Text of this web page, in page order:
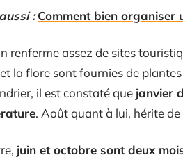
: Comment bien organiser
renferme assez de sites
la flore sont fournies de
il est constaté que janvier
. Août quant à lui, hérite
juin et octobre sont deux